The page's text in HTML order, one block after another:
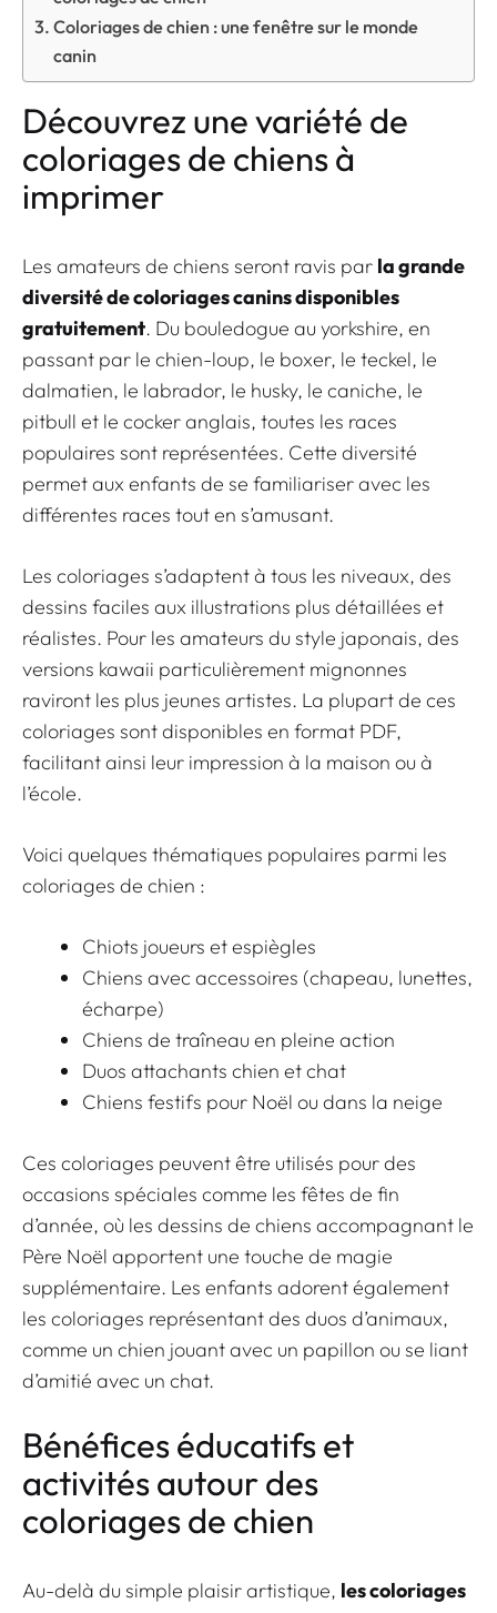
Coloriages de chien : une fenêtre sur le monde
canin
Découvrez une variété de
coloriages de chiens à
imprimer
Les amateurs de chiens seront ravis par la grande
diversité de coloriages canins disponibles
gratuitement. Du bouledogue au yorkshire, en
passant par le chien-loup, le boxer, le teckel, le
dalmatien, le labrador, le husky, le caniche, le
pitbull et le cocker anglais, toutes les races
populaires sont représentées. Cette diversité
permet aux enfants de se familiariser avec les
différentes races tout en s’amusant.
Les coloriages s’adaptent à tous les niveaux, des
dessins faciles aux illustrations plus détaillées et
réalistes. Pour les amateurs du style japonais, des
versions kawaii particulièrement mignonnes
raviront les plus jeunes artistes. La plupart de ces
coloriages sont disponibles en format PDF,
facilitant ainsi leur impression à la maison ou à
l’école.
Voici quelques thématiques populaires parmi les
coloriages de chien :
Chiots joueurs et espiègles
Chiens avec accessoires (chapeau, lunettes,
écharpe)
Chiens de traîneau en pleine action
Duos attachants chien et chat
Chiens festifs pour Noël ou dans la neige
Ces coloriages peuvent être utilisés pour des
occasions spéciales comme les fêtes de fin
d’année, où les dessins de chiens accompagnant le
Père Noël apportent une touche de magie
supplémentaire. Les enfants adorent également
les coloriages représentant des duos d’animaux,
comme un chien jouant avec un papillon ou se liant
d’amitié avec un chat.
Bénéfices éducatifs et
activités autour des
coloriages de chien
Au-delà du simple plaisir artistique, les coloriages